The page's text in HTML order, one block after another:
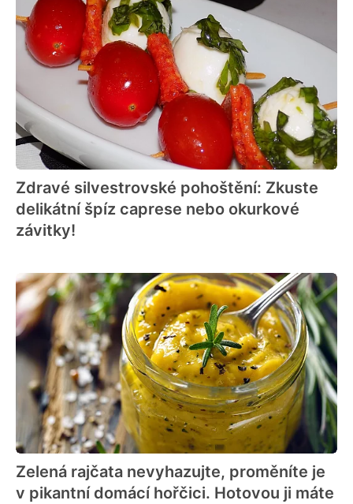
Zdravé silvestrovské pohoštění: Zkuste
delikátní špíz caprese nebo okurkové
závitky!
Zelená rajčata nevyhazujte, proměníte je
v pikantní domácí hořčici. Hotovou ji máte